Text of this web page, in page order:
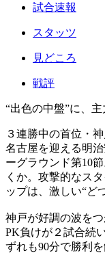
試合速報
スタッツ
見どころ
戦評
“出色の中盤”に、
３連勝中の首位・
名古屋を迎える明
ーグラウンド第10
くか。攻撃的なス
ップは、激しい“ど
神戸が好調の波を
PK負けが２試合続
ずれも90分で勝利